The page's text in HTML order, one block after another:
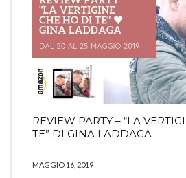
REVIEW PARTY – “LA
TE” DI GINA LADDAGA
MAGGIO 16, 2019